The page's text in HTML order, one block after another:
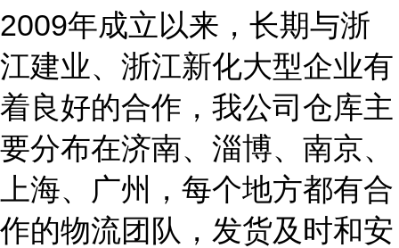
2009年成立以来，长期与浙
江建业、浙江新化大型企业有
着良好的合作，我公司仓库主
要分布在济南、淄博、南京、
上海、广州 ，每个地方都有合
作的物流团队，发货及时和安